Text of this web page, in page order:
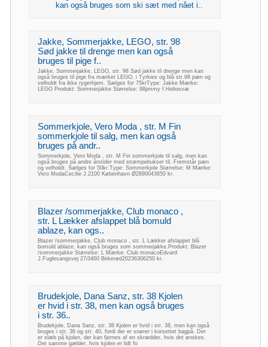
kan også bruges som ski sæt med nået i..
Jakke, Sommerjakke, LEGO, str. 98
Sød jakke til drenge men kan også
bruges til pige f..
Jakke, Sommerjakke, LEGO, str. 98 Sød jakke til drenge men kan
også bruges til pige fra mærket LEGO, i Tyrkies og blå str.98 pæn og
velholdt fra ikke rygerhjem. Sælges for 75krType: Jakke Mærke:
LEGO Produkt: Sommerjakke Størrelse: 98jimmy f.Heliosvæ
Sommerkjole, Vero Moda , str. M Fin
sommerkjole til salg, men kan også
bruges på andr..
Sommerkjole, Vero Moda , str. M Fin sommerkjole til salg, men kan
også bruges på andre årstider med strømpebukser til. Fremstår pæn
og velholdt. Sælges for 50kr.Type: Sommerkjole Størrelse: M Mærke:
Vero ModaCecilie J.2100 København Ø2890043650 kr.
Blazer /sommerjakke, Club monaco ,
str. L Lækker afslappet blå bomuld
ablaze, kan ogs..
Blazer /sommerjakke, Club monaco , str. L Lækker afslappet blå
bomuld ablaze, kan også bruges som sommerjakke.Produkt: Blazer
/sommerjakke Størrelse: L Mærke: Club monacoEdvard
J.Fuglesangsvej 27i3460 Birkerød20236306250 kr.
Brudekjole, Dana Sanz, str. 38 Kjolen
er hvid i str. 38, men kan også bruges
i str. 36..
Brudekjole, Dana Sanz, str. 38 Kjolen er hvid i str. 38, men kan også
bruges i str. 36 og str. 40, fordi der er snører i korsettet bagpå. Der
er slæb på kjolen, der kan fjernes af en skrædder, hvis det ønskes.
Det samme gælder, hvis kjolen er lidt fo